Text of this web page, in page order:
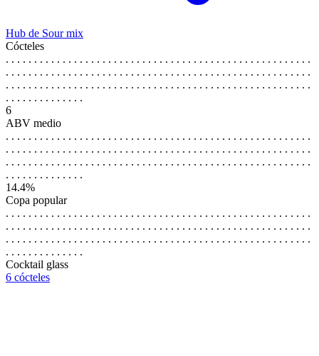
Hub de Sour mix
Cócteles
. . . . . . . . . . . . . . . . . . . . . . . . . . . . . . . . . . . . . . . . . . . . . . . . . . . . . .
. . . . . . . . . . . . . . . . . . . . . . . . . . . . . . . . . . . . . . . . . . . . . . . . . . . . . .
. . . . . . . . . . . . . . . . . . . . . . . . . . . . . . . . . . . . . . . . . . . . . . . . . . . . . .
. . . . . . . . . . . . . .
6
ABV medio
. . . . . . . . . . . . . . . . . . . . . . . . . . . . . . . . . . . . . . . . . . . . . . . . . . . . . .
. . . . . . . . . . . . . . . . . . . . . . . . . . . . . . . . . . . . . . . . . . . . . . . . . . . . . .
. . . . . . . . . . . . . . . . . . . . . . . . . . . . . . . . . . . . . . . . . . . . . . . . . . . . . .
. . . . . . . . . . . . . .
14.4%
Copa popular
. . . . . . . . . . . . . . . . . . . . . . . . . . . . . . . . . . . . . . . . . . . . . . . . . . . . . .
. . . . . . . . . . . . . . . . . . . . . . . . . . . . . . . . . . . . . . . . . . . . . . . . . . . . . .
. . . . . . . . . . . . . . . . . . . . . . . . . . . . . . . . . . . . . . . . . . . . . . . . . . . . . .
. . . . . . . . . . . . . .
Cocktail glass
6 cócteles